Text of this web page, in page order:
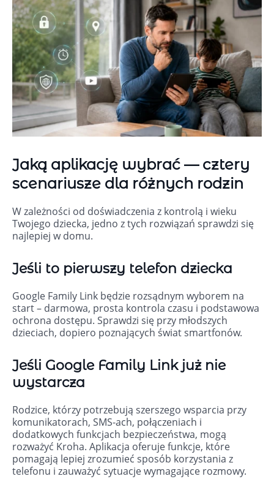
Jaką aplikację wybrać — cztery
scenariusze dla różnych rodzin
W zależności od doświadczenia z kontrolą i wieku
Twojego dziecka, jedno z tych rozwiązań sprawdzi się
najlepiej w domu.
Jeśli to pierwszy telefon dziecka
Google Family Link będzie rozsądnym wyborem na
start – darmowa, prosta kontrola czasu i podstawowa
ochrona dostępu. Sprawdzi się przy młodszych
dzieciach, dopiero poznających świat smartfonów.
Jeśli Google Family Link już nie
wystarcza
Rodzice, którzy potrzebują szerszego wsparcia przy
komunikatorach, SMS-ach, połączeniach i
dodatkowych funkcjach bezpieczeństwa, mogą
rozważyć Kroha. Aplikacja oferuje funkcje, które
pomagają lepiej zrozumieć sposób korzystania z
telefonu i zauważyć sytuacje wymagające rozmowy.